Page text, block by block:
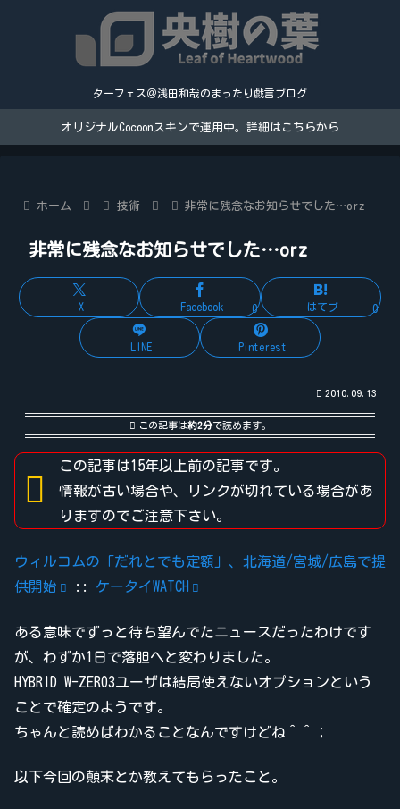
ターフェス＠浅田和哉のまったり戯言ブログ
オリジナルCocoonスキンで運用中。詳細はこちらから
ホーム 技術 非常に残念なお知らせでした…orz
非常に残念なお知らせでした…orz
X Facebook 0 はてブ 0
LINE Pinterest
2010.09.13
この記事は約2分で読めます。
この記事は15年以上前の記事です。
情報が古い場合や、リンクが切れている場合があ
りますのでご注意下さい。
ウィルコムの「だれとでも定額」、北海道/宮城/広島で提
供開始
:: ケータイWATCH
ある意味でずっと待ち望んでたニュースだったわけです
が、わずか1日で落胆へと変わりました。
HYBRID W-ZERO3ユーザは結局使えないオプションという
ことで確定のようです。
ちゃんと読めばわかることなんですけどね＾＾；
以下今回の顛末とか教えてもらったこと。